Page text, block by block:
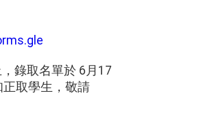
錄取名單於 6月17
正取學生，敬請